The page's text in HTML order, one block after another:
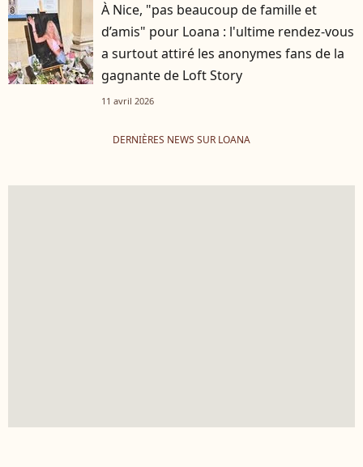
À Nice, "pas beaucoup de famille et
d’amis" pour Loana : l'ultime rendez-vous
a surtout attiré les anonymes fans de la
gagnante de Loft Story
11 avril 2026
DERNIÈRES NEWS SUR LOANA